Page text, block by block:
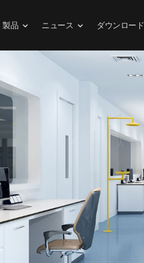
製品 ニュース ダウンロード